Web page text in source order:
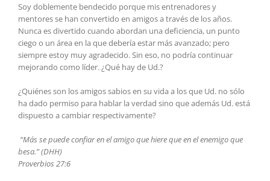
Soy doblemente bendecido porque mis entrenadores y
mentores se han convertido en amigos a través de los años.
Nunca es divertido cuando abordan una deficiencia, un punto
ciego o un área en la que debería estar más avanzado; pero
siempre estoy muy agradecido. Sin eso, no podría continuar
mejorando como líder. ¿Qué hay de Ud.?
¿Quiénes son los amigos sabios en su vida a los que Ud. no sólo
ha dado permiso para hablar la verdad sino que además Ud. está
dispuesto a cambiar respectivamente?
“Más se puede confiar en el amigo que hiere que en el enemigo que
besa.” (DHH)
Proverbios 27:6